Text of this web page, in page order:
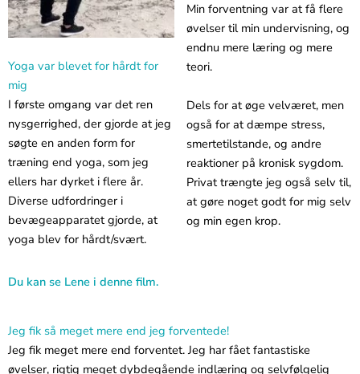
Yoga var blevet for hårdt for
mig
I første omgang var det ren
nysgerrighed, der gjorde at jeg
søgte en anden form for
træning end yoga, som jeg
ellers har dyrket i flere år.
Diverse udfordringer i
bevægeapparatet gjorde, at
yoga blev for hårdt/svært.
Min forventning var at få flere
øvelser til min undervisning, og
endnu mere læring og mere
teori.
Dels for at øge velværet, men
også for at dæmpe stress,
smertetilstande, og andre
reaktioner på kronisk sygdom.
Privat trængte jeg også selv til,
at gøre noget godt for mig selv
og min egen krop.
Du kan se Lene i denne film.
Jeg fik så meget mere end jeg forventede!
Jeg fik meget mere end forventet. Jeg har fået fantastiske
øvelser, rigtig meget dybdegående indlæring og selvfølgelig